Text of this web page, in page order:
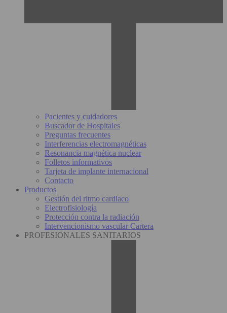
Pacientes y cuidadores
Buscador de Hospitales
Preguntas frecuentes
Interferencias electromagnéticas
Resonancia magnética nuclear
Folletos informativos
Tarjeta de implante internacional
Contacto
Productos
Gestión del ritmo cardiaco
Electrofisiología
Protección contra la radiación
Intervencionismo vascular Cartera
PROFESIONALES SANITARIOS